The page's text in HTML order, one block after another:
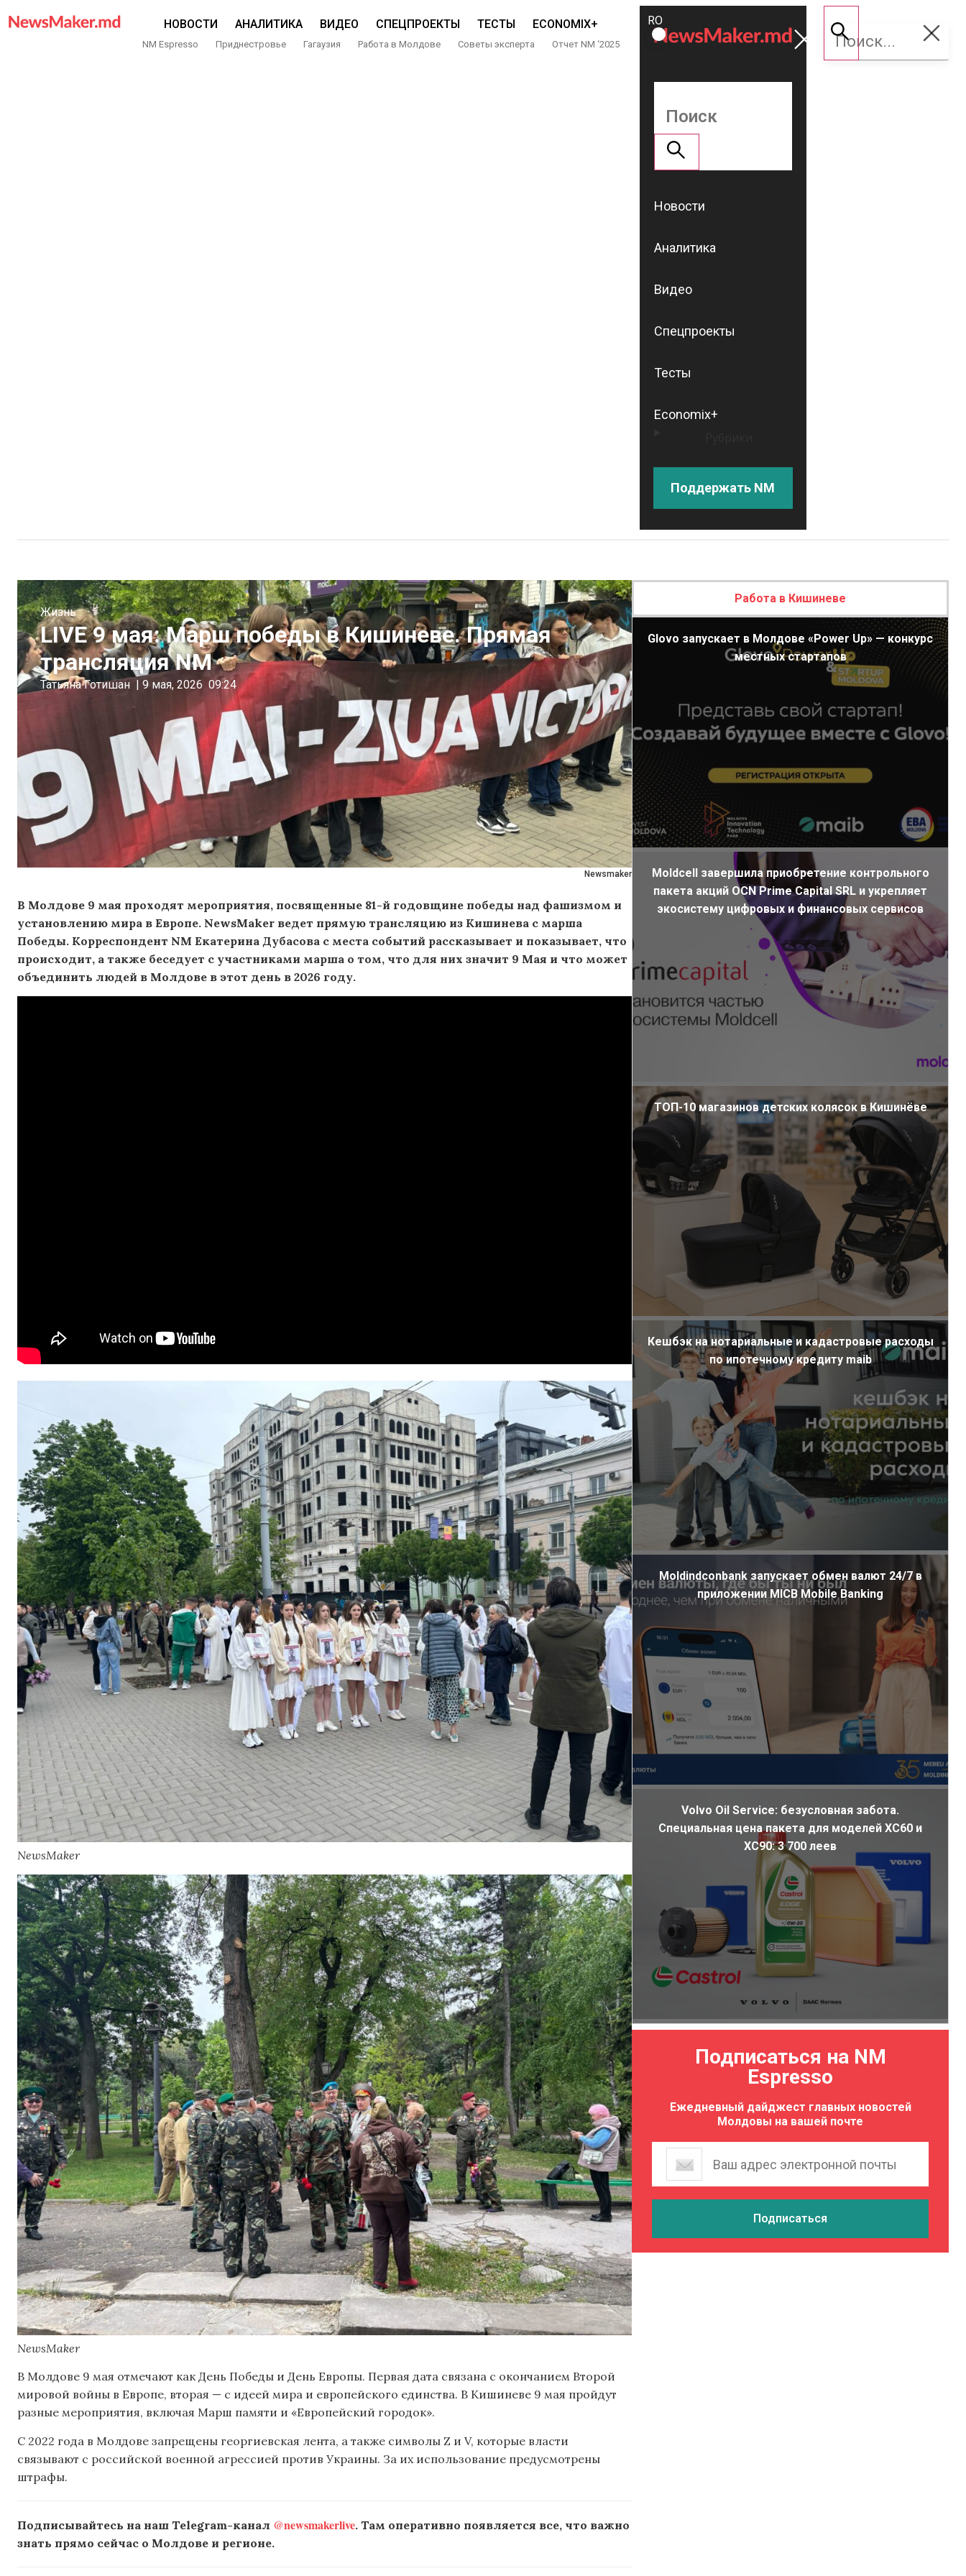
НОВОСТИ АНАЛИТИКА ВИДЕО СПЕЦПРОЕКТЫ ТЕСТЫ ECONOMIX+
NM Espresso Приднестровье Гагаузия Работа в Молдове Советы эксперта Отчет NM ‘2025
ROMÂNĂ
RU
Поддержать
NM
Новости
Аналитика
Видео
Спецпроекты
Тесты
Economix+
Поддержать NM
Newsmaker
Жизнь
LIVE 9 мая: Марш победы в Кишиневе. Прямая
трансляция NM
Татьяна Готишан | 9 мая, 2026 09:24
В Молдове 9 мая проходят мероприятия, посвященные 81-й годовщине победы над фашизмом и
установлению мира в Европе. NewsMaker ведет прямую трансляцию из Кишинева с марша
Победы. Корреспондент NM Екатерина Дубасова с места событий рассказывает и показывает, что
происходит, а также беседует с участниками марша о том, что для них значит 9 Мая и что может
объединить людей в Молдове в этот день в 2026 году.
NewsMaker
NewsMaker
В Молдове 9 мая отмечают как День Победы и День Европы. Первая дата связана с окончанием Второй
мировой войны в Европе, вторая — с идеей мира и европейского единства. В Кишиневе 9 мая пройдут
разные мероприятия, включая Марш памяти и «Европейский городок».
С 2022 года в Молдове запрещены георгиевская лента, а также символы Z и V, которые власти
связывают с российской военной агрессией против Украины. За их использование предусмотрены
штрафы.
Подписывайтесь на наш Telegram-канал @newsmakerlive. Там оперативно появляется все, что важно
знать прямо сейчас о Молдове и регионе.
Работа в Кишиневе
Glovo запускает в Молдове «Power Up» — конкурс
местных стартапов
Moldcell завершила приобретение контрольного
пакета акций OCN Prime Capital SRL и укрепляет
экосистему цифровых и финансовых сервисов
ТОП-10 магазинов детских колясок в Кишинёве
Кешбэк на нотариальные и кадастровые расходы
по ипотечному кредиту maib
Moldindconbank запускает обмен валют 24/7 в
приложении MICB Mobile Banking
Volvo Oil Service: безусловная забота.
Специальная цена пакета для моделей XC60 и
XC90: 3 700 леев
Подписаться на NM
Espresso
Ежедневный дайджест главных новостей
Молдовы на вашей почте